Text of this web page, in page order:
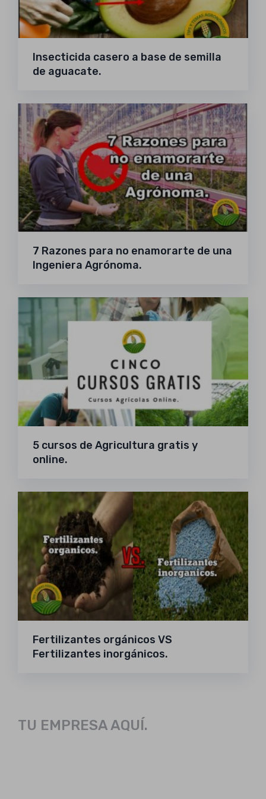
Insecticida casero a base de semilla
de aguacate.
7 Razones para no enamorarte de una
Ingeniera Agrónoma.
5 cursos de Agricultura gratis y
online.
Fertilizantes orgánicos VS
Fertilizantes inorgánicos.
TU EMPRESA AQUÍ.